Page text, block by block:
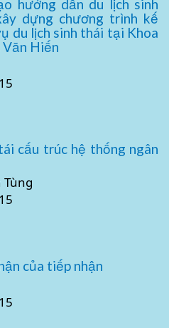
hướng dẫn du lịch sinh
dựng chương trình kế
du lịch sinh thái tại Khoa
Hiến
cấu trúc hệ thống ngân
Tùng
của tiếp nhận